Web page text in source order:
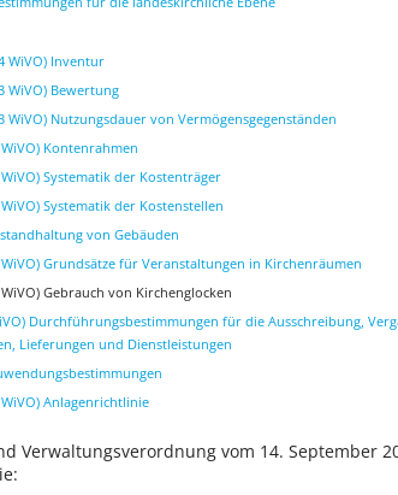
WiVO) Inventur
WiVO) Bewertung
WiVO) Nutzungsdauer von Vermögensgegenständen
Kontenrahmen
WiVO) Systematik der Kostenträger
Systematik der Kostenstellen
von Gebäuden
WiVO) Grundsätze für Veranstaltungen in Kirchenräumen
WiVO) Gebrauch von Kirchenglocken
Durchführungsbestimmungen für die Ausschreibung,
Lieferungen und Dienstleistungen
WiVO) Anlagenrichtlinie
Verwaltungsverordnung vom 14. September